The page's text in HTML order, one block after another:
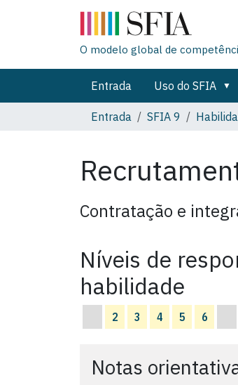
O modelo global de
Entrada Uso do SFIA
Entrada
SFIA 9
Contratação e
Níveis de
habilidade
2 3 4 5 6
Notas